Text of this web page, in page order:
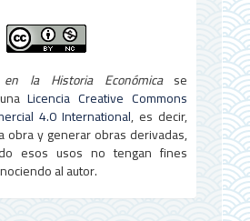
la Historia Económicase
Licencia Creative Commons
4.0 International, es decir,
obra y generar obras derivadas,
esos usos no tengan fines
al autor.